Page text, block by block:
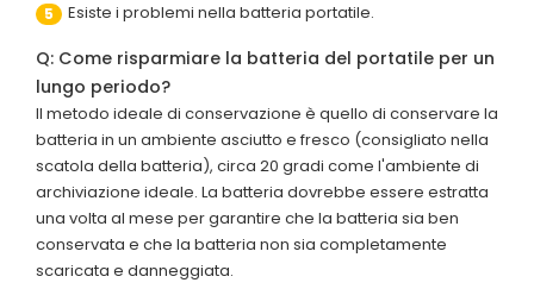
5 Esiste i problemi nella batteria portatile.
Q: Come risparmiare la batteria del portatile per un
lungo periodo?
Il metodo ideale di conservazione è quello di conservare la
batteria in un ambiente asciutto e fresco (consigliato nella
scatola della batteria), circa 20 gradi come l'ambiente di
archiviazione ideale. La batteria dovrebbe essere estratta
una volta al mese per garantire che la batteria sia ben
conservata e che la batteria non sia completamente
scaricata e danneggiata.